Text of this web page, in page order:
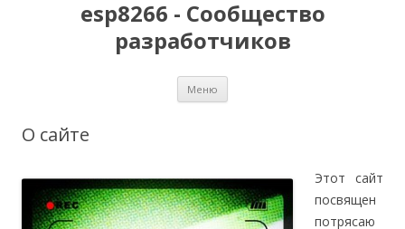
esp8266 - Сообщество
разработчиков
Меню
О сайте
Этот сайт
посвящен
потрясаю